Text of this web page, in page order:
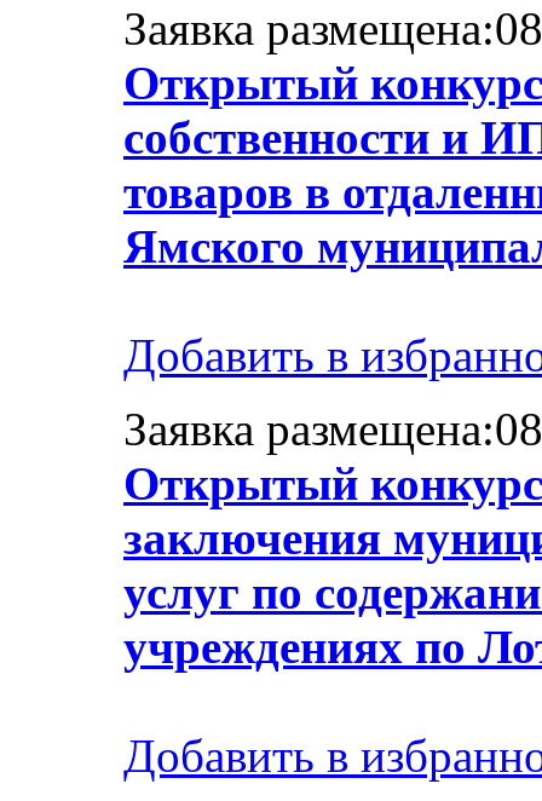
Заявка
Открытый
собственности и
товаров в
Ямского
Добавить в
Заявка
Открытый
заключения
услуг по
учреждениях по
Добавить в